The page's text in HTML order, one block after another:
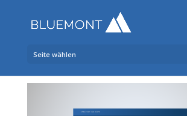
Seite wählen